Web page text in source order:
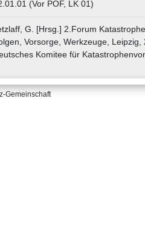
(Vor POF, LK 01)
G. [Hrsg.] 2.Forum
Vorsorge, Werkzeuge,
Komitee für
Gemeinschaft